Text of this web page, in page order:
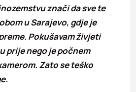
znači da sve te
u Sarajevo, gdje je
Pokušavam živjeti
prije nego je počnem
Zato se teško